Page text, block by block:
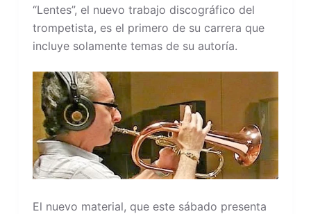
“Lentes”, el nuevo trabajo discográfico del
trompetista, es el primero de su carrera que
incluye solamente temas de su autoría.
El nuevo material, que este sábado presenta